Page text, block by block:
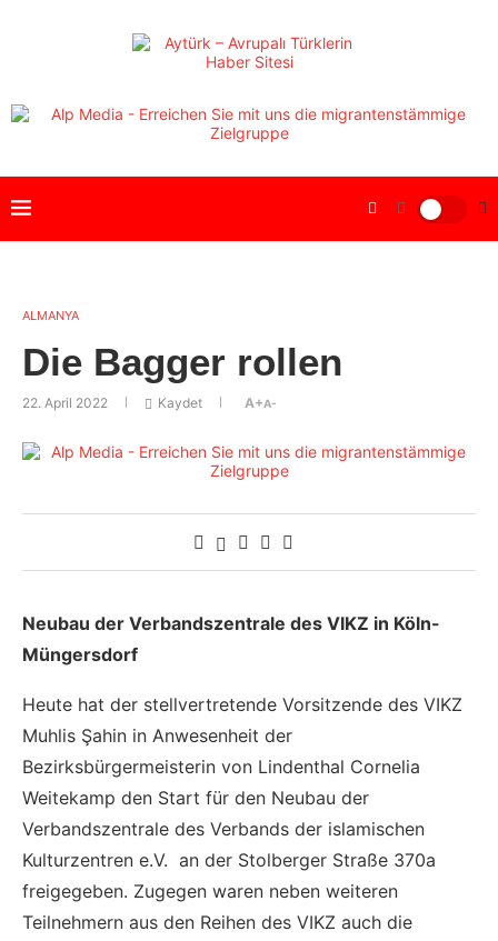
ALMANYA
Die Bagger rollen
22. April 2022 Kaydet A+A-
Neubau der Verbandszentrale des VIKZ in Köln-
Müngersdorf
Heute hat der stellvertretende Vorsitzende des VIKZ
Muhlis Şahin in Anwesenheit der
Bezirksbürgermeisterin von Lindenthal Cornelia
Weitekamp den Start für den Neubau der
Verbandszentrale des Verbands der islamischen
Kulturzentren e.V. an der Stolberger Straße 370a
freigegeben. Zugegen waren neben weiteren
Teilnehmern aus den Reihen des VIKZ auch die